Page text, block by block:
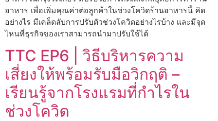
อาหาร เพื่อเพิ่มคุณค่าต่อลูกค้าในช่วงโควิดร้านอาหารนี้ คิด
อย่างไร มีเคล็ดลับการปรับตัวช่วงโควิดอย่างไรบ้าง เเละมีจุด
ไหนที่ธุรกิจของเราสามารถนำมาปรับใช้ได้
TTC EP6 | วิธีบริหารความ
เสี่ยงให้พร้อมรับมือวิกฤติ –
เรียนรู้จากโรงแรมที่กำไรใน
ช่วงโควิด